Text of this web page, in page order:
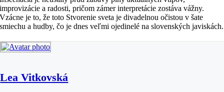
improvizácie a radosti, pričom zámer interpretácie zostáva vážny.
Vzácne je to, že toto Stvorenie sveta je divadelnou očistou v šate
smiechu a hudby, čo je dnes veľmi ojedinelé na slovenských javiskách.
Lea Vitkovská